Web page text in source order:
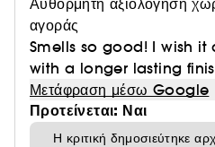
Αυθόρμητη αξιολόγηση
αγοράς
Smells so good! I wish
with a longer lasting
Μετάφραση μέσω Google
Προτείνεται: Ναι
Η κριτική δημοσιεύτηκε